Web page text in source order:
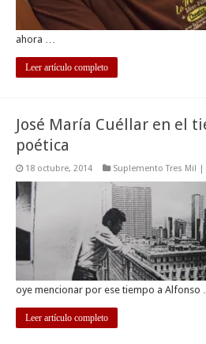
ahora …
Leer artículo completo
José María Cuéllar en el
poética
18 octubre, 2014 Suplemento Tres Mil |
oye mencionar por ese tiempo a Alfonso …
Leer artículo completo